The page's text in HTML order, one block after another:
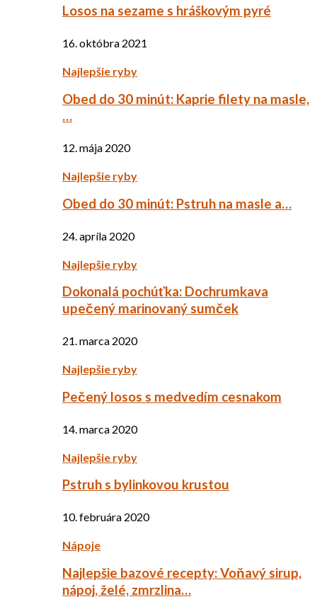
Losos na sezame s hráškovým pyré
16. októbra 2021
Najlepšie ryby
Obed do 30 minút: Kaprie filety na masle,
…
12. mája 2020
Najlepšie ryby
Obed do 30 minút: Pstruh na masle a…
24. apríla 2020
Najlepšie ryby
Dokonalá pochúťka: Dochrumkava
upečený marinovaný sumček
21. marca 2020
Najlepšie ryby
Pečený losos s medvedím cesnakom
14. marca 2020
Najlepšie ryby
Pstruh s bylinkovou krustou
10. februára 2020
Nápoje
Najlepšie bazové recepty: Voňavý sirup,
nápoj, želé, zmrzlina…